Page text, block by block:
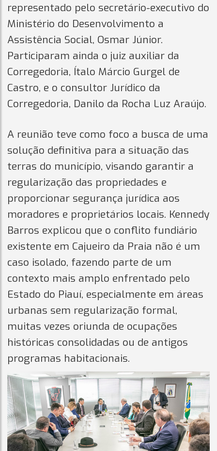
representado pelo secretário-executivo do
Ministério do Desenvolvimento a
Assistência Social, Osmar Júnior.
Participaram ainda o juiz auxiliar da
Corregedoria, Ítalo Márcio Gurgel de
Castro, e o consultor Jurídico da
Corregedoria, Danilo da Rocha Luz Araújo.
A reunião teve como foco a busca de uma
solução definitiva para a situação das
terras do município, visando garantir a
regularização das propriedades e
proporcionar segurança jurídica aos
moradores e proprietários locais. Kennedy
Barros explicou que o conflito fundiário
existente em Cajueiro da Praia não é um
caso isolado, fazendo parte de um
contexto mais amplo enfrentado pelo
Estado do Piauí, especialmente em áreas
urbanas sem regularização formal,
muitas vezes oriunda de ocupações
históricas consolidadas ou de antigos
programas habitacionais.